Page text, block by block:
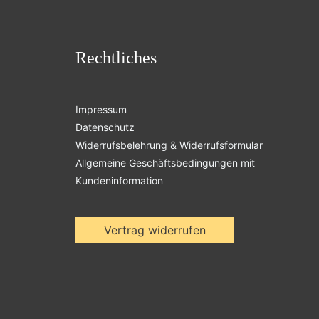
Rechtliches
Impressum
Datenschutz
Widerrufsbelehrung & Widerrufsformular
Allgemeine Geschäftsbedingungen mit
Kundeninformation
Vertrag widerrufen